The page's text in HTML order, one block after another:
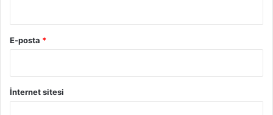
E-posta *
İnternet sitesi